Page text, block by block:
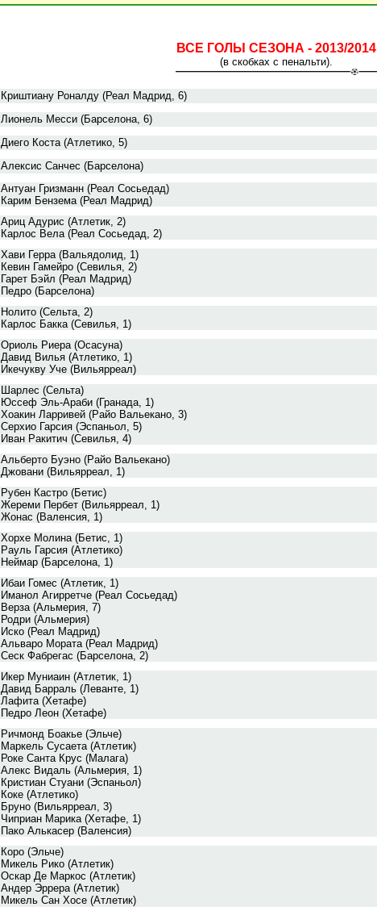
ВСЕ ГОЛЫ СЕЗОНА - 2013/2014
(в скобках с пенальти).
Криштиану Роналду (Реал Мадрид, 6)
Лионель Месси (Барселона, 6)
Диего Коста (Атлетико, 5)
Алексис Санчес (Барселона)
Антуан Гризманн (Реал Сосьедад)
Карим Бензема (Реал Мадрид)
Ариц Адурис (Атлетик, 2)
Карлос Вела (Реал Сосьедад, 2)
Хави Герра (Вальядолид, 1)
Кевин Гамейро (Севилья, 2)
Гарет Бэйл (Реал Мадрид)
Педро (Барселона)
Нолито (Сельта, 2)
Карлос Бакка (Севилья, 1)
Ориоль Риера (Осасуна)
Давид Вилья (Атлетико, 1)
Икечукву Уче (Вильярреал)
Шарлес (Сельта)
Юссеф Эль-Араби (Гранада, 1)
Хоакин Ларривей (Райо Вальекано, 3)
Серхио Гарсия (Эспаньол, 5)
Иван Ракитич (Севилья, 4)
Альберто Буэно (Райо Вальекано)
Джовани (Вильярреал, 1)
Рубен Кастро (Бетис)
Жереми Пербет (Вильярреал, 1)
Жонас (Валенсия, 1)
Хорхе Молина (Бетис, 1)
Рауль Гарсия (Атлетико)
Неймар (Барселона, 1)
Ибаи Гомес (Атлетик, 1)
Иманол Агирретче (Реал Сосьедад)
Верза (Альмерия, 7)
Родри (Альмерия)
Иско (Реал Мадрид)
Альваро Мората (Реал Мадрид)
Сеск Фабрегас (Барселона, 2)
Икер Муниаин (Атлетик, 1)
Давид Барраль (Леванте, 1)
Лафита (Хетафе)
Педро Леон (Хетафе)
Ричмонд Боакье (Эльче)
Маркель Сусаета (Атлетик)
Роке Санта Крус (Малага)
Алекс Видаль (Альмерия, 1)
Кристиан Стуани (Эспаньол)
Коке (Атлетико)
Бруно (Вильярреал, 3)
Чиприан Марика (Хетафе, 1)
Пако Алькасер (Валенсия)
Коро (Эльче)
Микель Рико (Атлетик)
Оскар Де Маркос (Атлетик)
Андер Эррера (Атлетик)
Микель Сан Хосе (Атлетик)